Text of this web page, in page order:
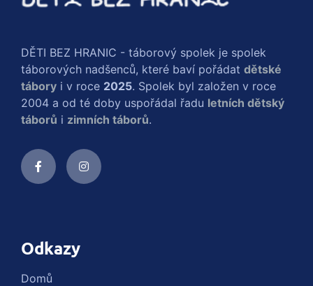
DĚTI BEZ HRANIC - táborový spolek je spolek
táborových nadšenců, které baví pořádat dětské
tábory i v roce 2025. Spolek byl založen v roce
2004 a od té doby uspořádal řadu letních dětský
táborů i zimních táborů.
Odkazy
Domů